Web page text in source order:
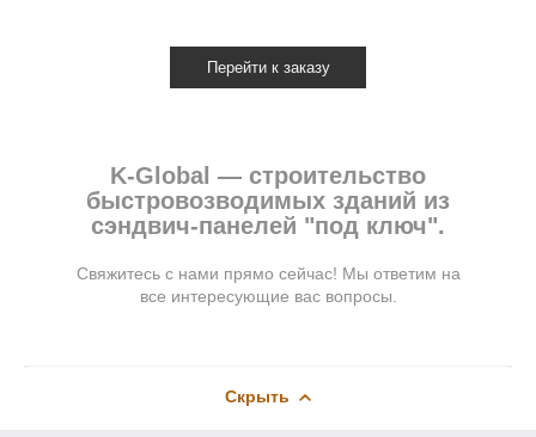
Перейти к заказу
K-Global — строительство
быстровозводимых зданий из
сэндвич-панелей "под ключ".
Свяжитесь с нами прямо сейчас! Мы ответим на
все интересующие вас вопросы.
Скрыть